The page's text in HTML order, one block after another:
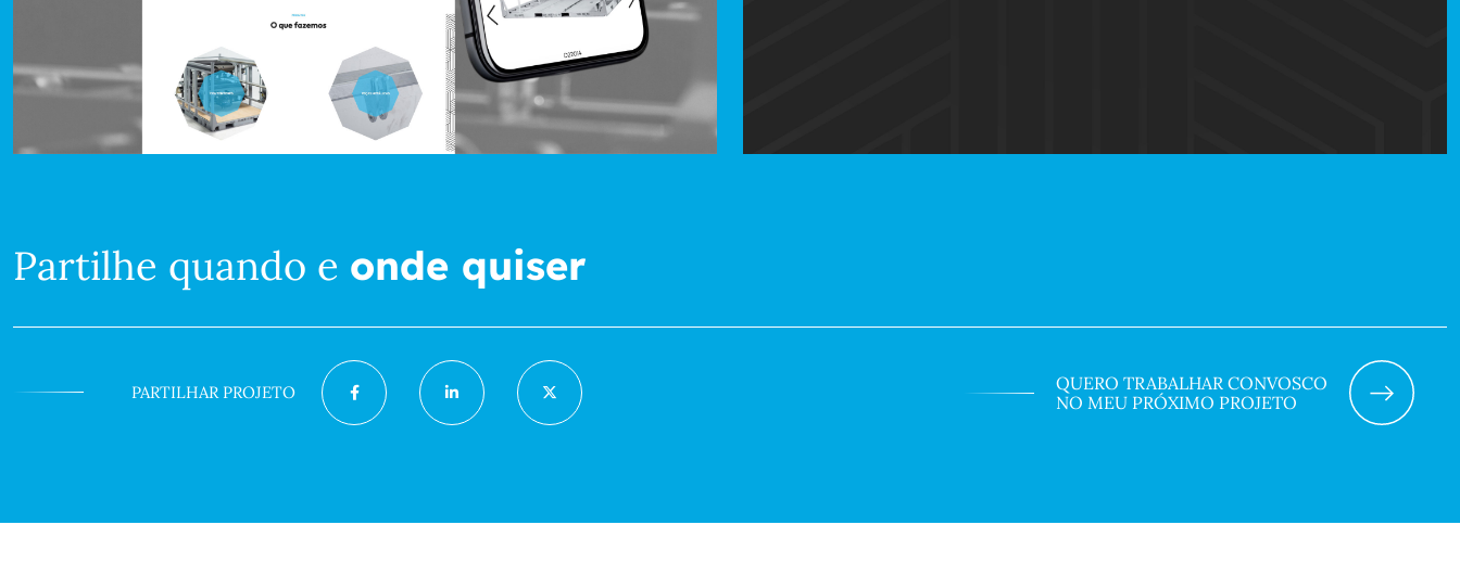
Partilhe quando e onde quiser
PARTILHAR PROJETO
QUERO TRABALHAR CONVOSCO
NO MEU PRÓXIMO PROJETO